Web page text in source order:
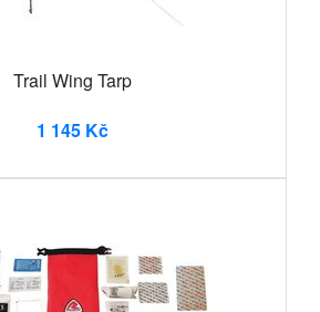
Trail Wing Tarp
1 145 Kč